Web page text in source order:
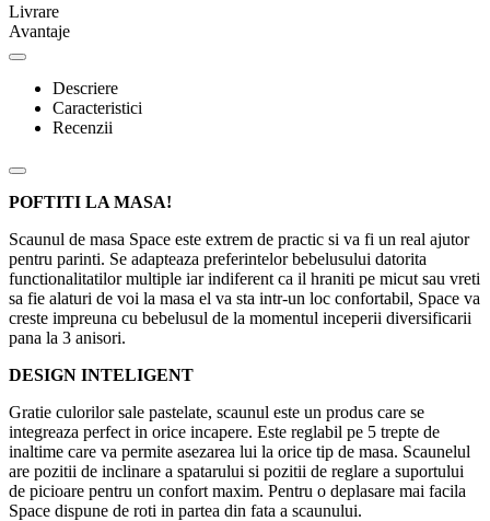
Livrare
Avantaje
Descriere
Caracteristici
Recenzii
POFTITI LA MASA!
Scaunul de masa Space este extrem de practic si va fi un real ajutor
pentru parinti. Se adapteaza preferintelor bebelusului datorita
functionalitatilor multiple iar indiferent ca il hraniti pe micut sau vreti
sa fie alaturi de voi la masa el va sta intr-un loc confortabil, Space va
creste impreuna cu bebelusul de la momentul inceperii diversificarii
pana la 3 anisori.
DESIGN INTELIGENT
Gratie culorilor sale pastelate, scaunul este un produs care se
integreaza perfect in orice incapere. Este reglabil pe 5 trepte de
inaltime care va permite asezarea lui la orice tip de masa. Scaunelul
are pozitii de inclinare a spatarului si pozitii de reglare a suportului
de picioare pentru un confort maxim. Pentru o deplasare mai facila
Space dispune de roti in partea din fata a scaunului.